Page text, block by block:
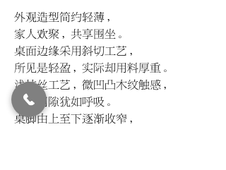
外观造型简约轻薄，
家人欢聚，共享围坐。
桌面边缘采用斜切工艺，
所见是轻盈，实际却用料厚重。
浅拉丝工艺，微凹凸木纹触感，
木纹间隙犹如呼吸。
桌脚由上至下逐渐收窄，